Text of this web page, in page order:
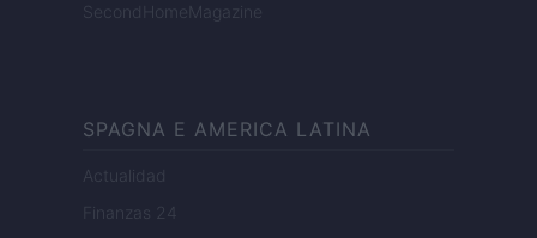
SecondHomeMagazine
SPAGNA E AMERICA LATINA
Actualidad
Finanzas 24